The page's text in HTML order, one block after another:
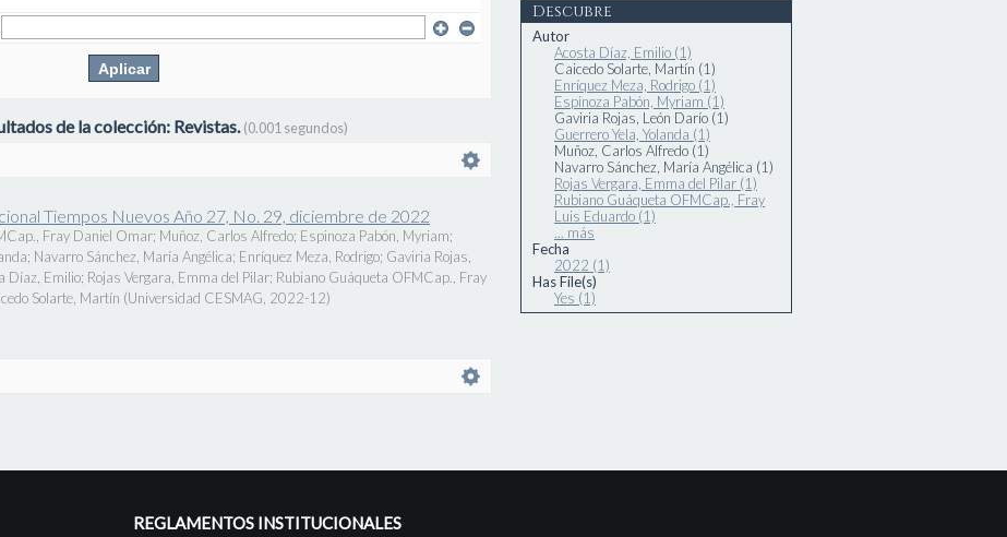
de la colección: Revistas.(0.001 segundos)
Tiempos Nuevos Año 27, No. 29, diciembre de 2022
Fray Daniel Omar; Muñoz, Carlos Alfredo; Espinoza Pabón, Myriam;
; Navarro Sánchez, María Angélica; Enríquez Meza, Rodrigo; Gaviria Rojas,
Díaz, Emilio; Rojas Vergara, Emma del Pilar; Rubiano Guáqueta OFMCap., Fray
Solarte, Martín (Universidad CESMAG 2022-12)
Descubre
Autor
Acosta Díaz, Emilio (1)
Caicedo Solarte, Martín (1)
Enríquez Meza, Rodrigo (1)
Espinoza Pabón, Myriam (1)
Gaviria Rojas, León Darío (1)
Guerrero Yela, Yolanda (1)
Muñoz, Carlos Alfredo (1)
Navarro Sánchez, María Angélica (1)
Rojas Vergara, Emma del Pilar (1)
Rubiano Guáqueta OFMCap., Fray
Luis Eduardo (1)
... más
Fecha
2022 (1)
Has File(s)
Yes (1)
REGLAMENTOS INSTITUCIONALES